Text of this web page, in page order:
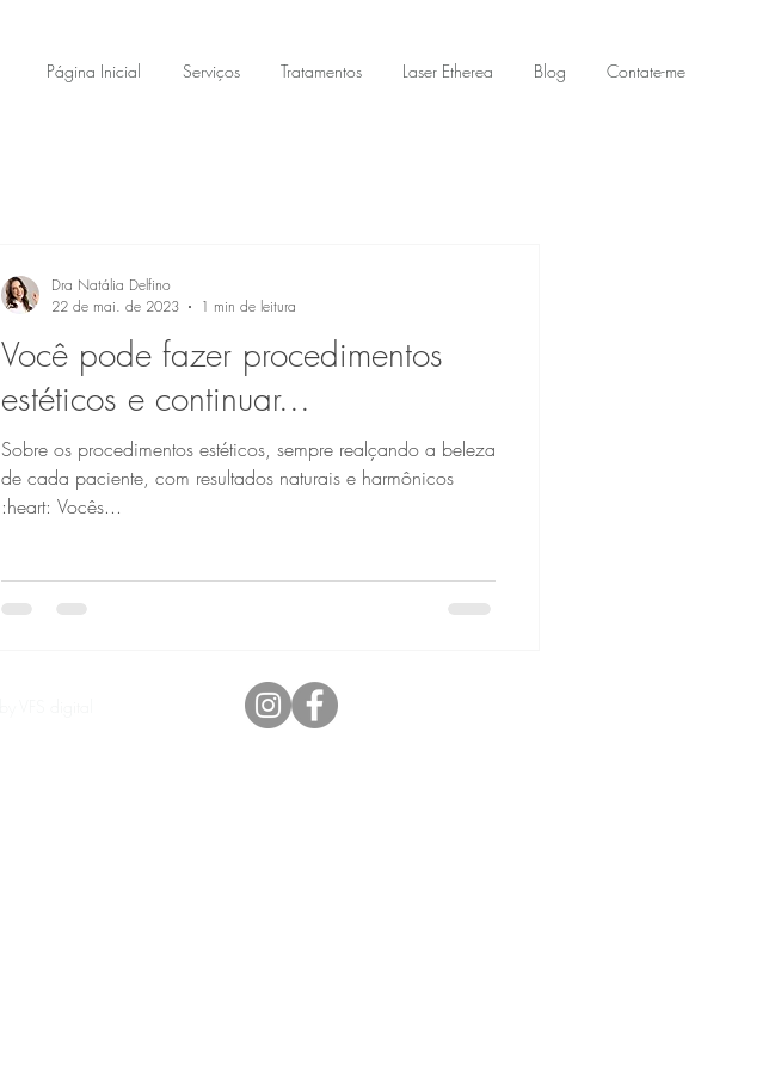
Página Inicial Serviços Tratamentos Laser Etherea Blog Contate-me
Você pode fazer procedimentos
estéticos e continuar...
Sobre os procedimentos estéticos, sempre realçando a beleza
de cada paciente, com resultados naturais e harmônicos
:heart: Vocês...
Dra Natália Delfino
22 de mai. de 2023
1 min de leitura